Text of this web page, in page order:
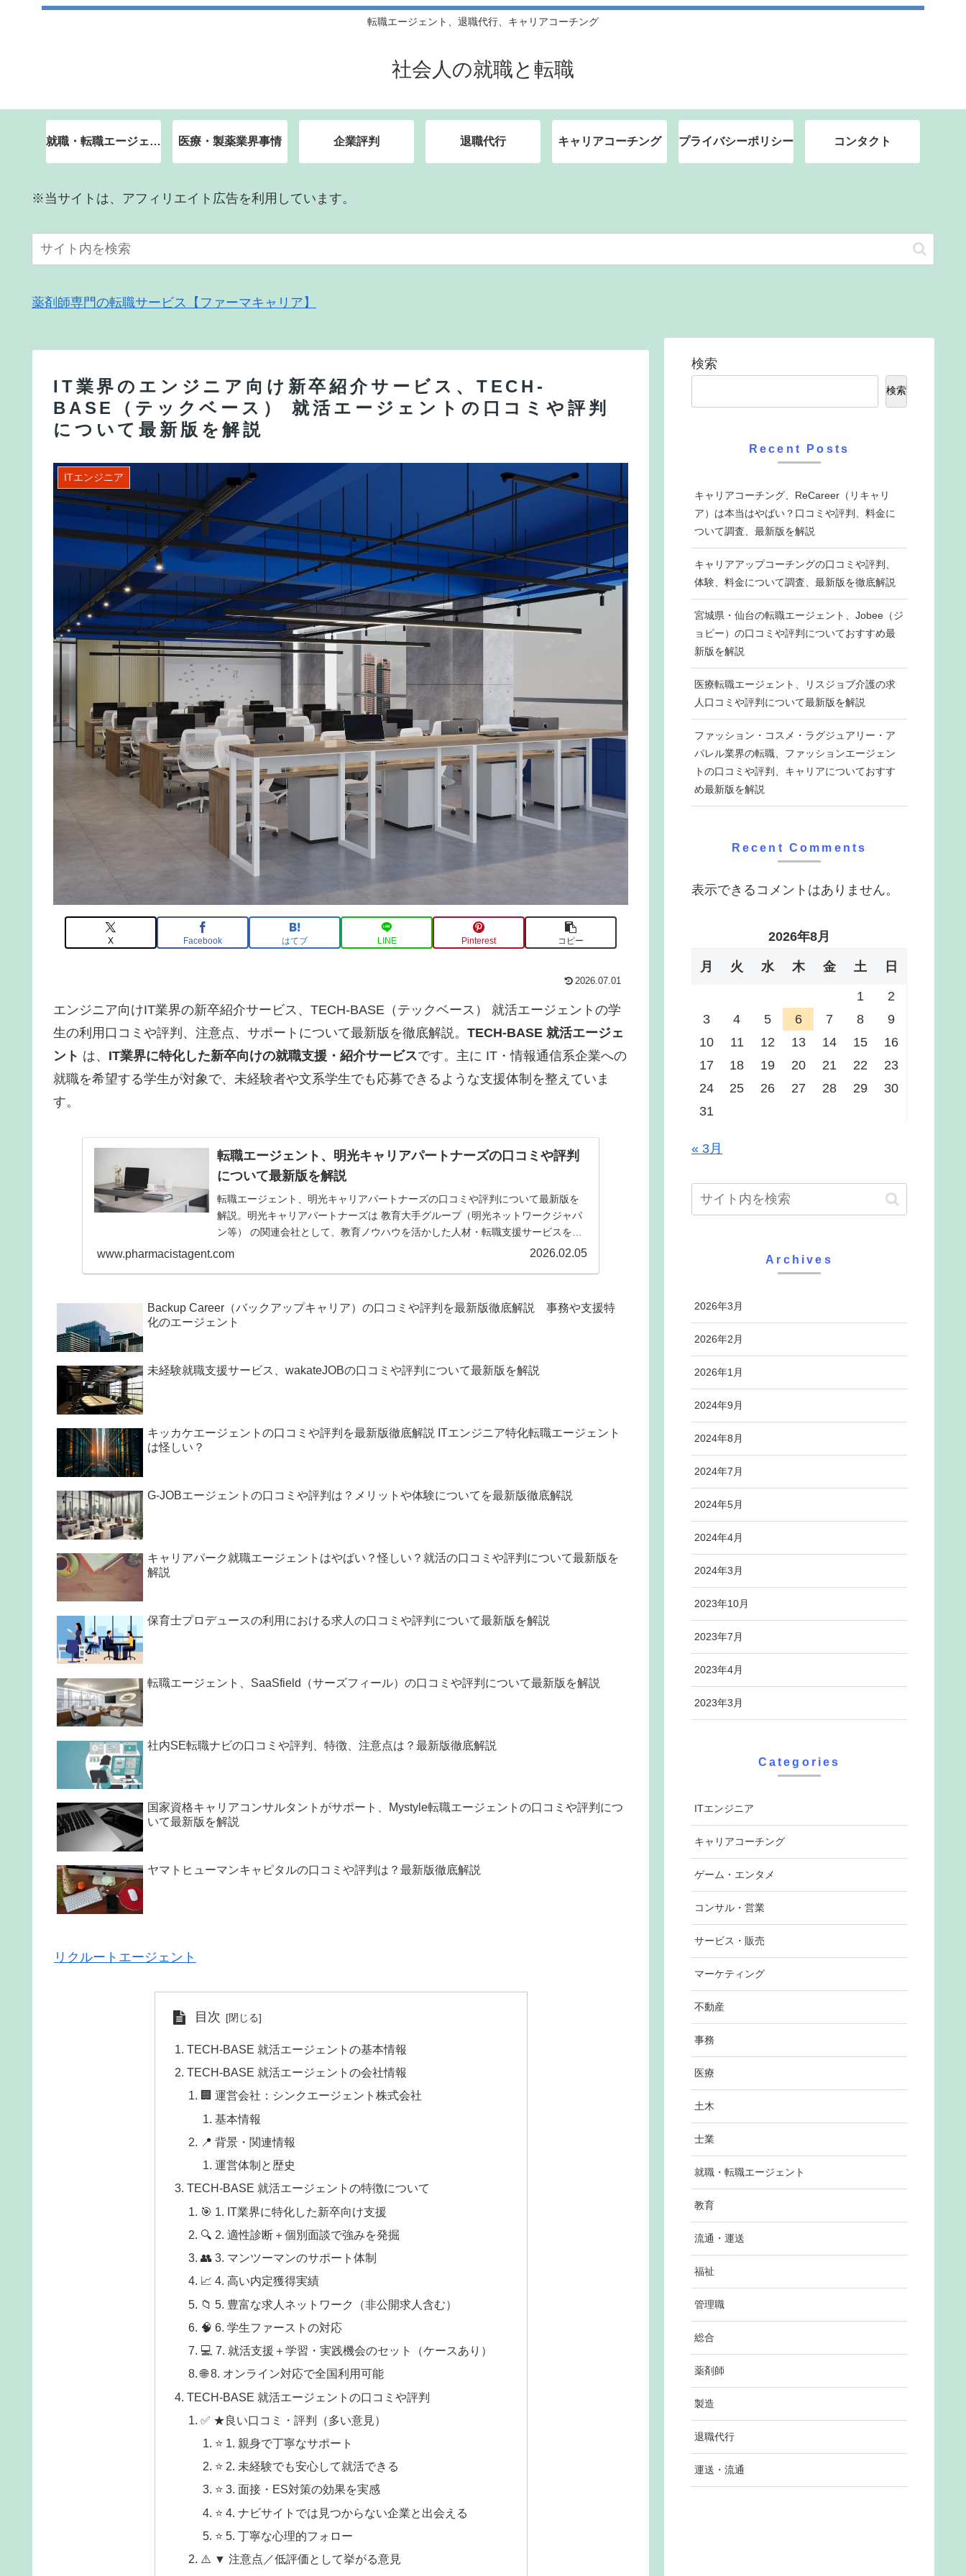
転職エージェント、退職代行、キャリアコーチング
社会人の就職と転職
就職・転職エージェント 医療・製薬業界事情 企業評判 退職代行 キャリアコーチング プライバシーポリシー コンタクト
※当サイトは、アフィリエイト広告を利用しています。
薬剤師専門の転職サービス【ファーマキャリア】
IT業界のエンジニア向け新卒紹介サービス、TECH-
BASE（テックベース） 就活エージェントの口コミや評判
について最新版を解説
ITエンジニア
X Facebook はてブ LINE Pinterest コピー
2026.07.01
エンジニア向けIT業界の新卒紹介サービス、TECH-BASE（テックベース） 就活エージェントの学
生の利用口コミや評判、注意点、サポートについて最新版を徹底解説。 TECH‑BASE 就活エージェ
ント は、 IT業界に特化した新卒向けの就職支援・紹介サービスです。主に IT・情報通信系企業への
就職を希望する学生が対象で、未経験者や文系学生でも応募できるような支援体制を整えていま
す。
転職エージェント、明光キャリアパートナーズの口コミや評判
について最新版を解説
転職エージェント、明光キャリアパートナーズの口コミや評判について最新版を
解説。明光キャリアパートナーズは 教育大手グループ（明光ネットワークジャパ
ン等） の関連会社として、教育ノウハウを活かした人材・転職支援サービスを提
供しています。母体が上場企業グループであるため、コンプライアンスやサービ
www.pharmacistagent.com 2026.02.05
Backup Career（バックアップキャリア）の口コミや評判を最新版徹底解説 事務や支援特
化のエージェント
未経験就職支援サービス、wakateJOBの口コミや評判について最新版を解説
キッカケエージェントの口コミや評判を最新版徹底解説 ITエンジニア特化転職エージェント
は怪しい？
G-JOBエージェントの口コミや評判は？メリットや体験についてを最新版徹底解説
キャリアパーク就職エージェントはやばい？怪しい？就活の口コミや評判について最新版を
解説
保育士プロデュースの利用における求人の口コミや評判について最新版を解説
転職エージェント、SaaSfield（サーズフィール）の口コミや評判について最新版を解説
社内SE転職ナビの口コミや評判、特徴、注意点は？最新版徹底解説
国家資格キャリアコンサルタントがサポート、Mystyle転職エージェントの口コミや評判につ
いて最新版を解説
ヤマトヒューマンキャピタルの口コミや評判は？最新版徹底解説
リクルートエージェント
目次
TECH-BASE 就活エージェントの基本情報
TECH-BASE 就活エージェントの会社情報
🏢 運営会社：シンクエージェント株式会社
基本情報
📍 背景・関連情報
運営体制と歴史
TECH-BASE 就活エージェントの特徴について
🎯 1. IT業界に特化した新卒向け支援
🔍 2. 適性診断＋個別面談で強みを発掘
👥 3. マンツーマンのサポート体制
📈 4. 高い内定獲得実績
📁 5. 豊富な求人ネットワーク（非公開求人含む）
🧠 6. 学生ファーストの対応
💻 7. 就活支援＋学習・実践機会のセット（ケースあり）
🌐 8. オンライン対応で全国利用可能
TECH-BASE 就活エージェントの口コミや評判
✅ ★良い口コミ・評判（多い意見）
⭐ 1. 親身で丁寧なサポート
⭐ 2. 未経験でも安心して就活できる
⭐ 3. 面接・ES対策の効果を実感
⭐ 4. ナビサイトでは見つからない企業と出会える
⭐ 5. 丁寧な心理的フォロー
⚠️ ▼ 注意点／低評価として挙がる意見
検索
検索
Recent Posts
キャリアコーチング、ReCareer（リキャリ
ア）は本当はやばい？口コミや評判、料金に
ついて調査、最新版を解説
キャリアアップコーチングの口コミや評判、
体験、料金について調査、最新版を徹底解説
宮城県・仙台の転職エージェント、Jobee（ジ
ョビー）の口コミや評判についておすすめ最
新版を解説
医療転職エージェント、リスジョブ介護の求
人口コミや評判について最新版を解説
ファッション・コスメ・ラグジュアリー・ア
パレル業界の転職、ファッションエージェン
トの口コミや評判、キャリアについておすす
め最新版を解説
Recent Comments
表示できるコメントはありません。
2026年8月
月 火 水 木 金 土 日
1
2
3
4 5 6 7 8
9
10
11 12 13 14 15
16
17
18 19 20 21 22
23
24
25 26 27 28 29
30
31
« 3月
Archives
2026年3月
2026年2月
2026年1月
2024年9月
2024年8月
2024年7月
2024年5月
2024年4月
2024年3月
2023年10月
2023年7月
2023年4月
2023年3月
Categories
ITエンジニア
キャリアコーチング
ゲーム・エンタメ
コンサル・営業
サービス・販売
マーケティング
不動産
事務
医療
土木
士業
就職・転職エージェント
教育
流通・運送
福祉
管理職
総合
薬剤師
製造
退職代行
運送・流通